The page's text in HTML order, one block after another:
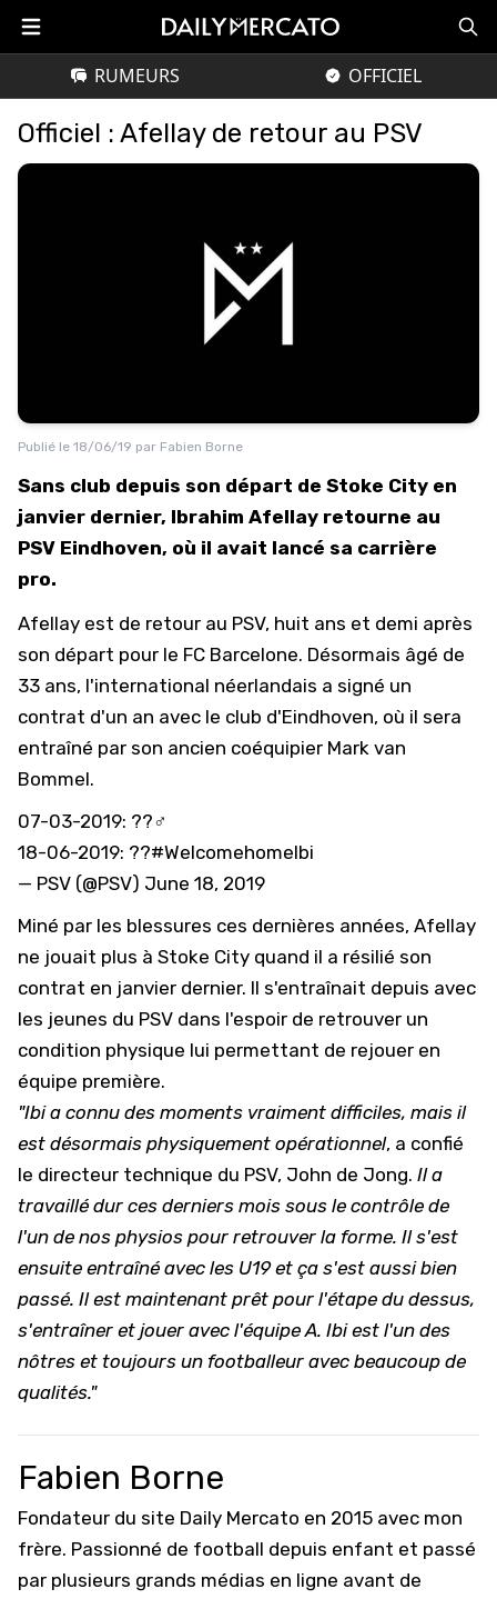
RUMEURS OFFICIEL
Officiel : Afellay de retour au PSV
Publié le 18/06/19 par Fabien Borne
Sans club depuis son départ de Stoke City en
janvier dernier, Ibrahim Afellay retourne au
PSV Eindhoven, où il avait lancé sa carrière
pro.
Afellay est de retour au PSV, huit ans et demi après
son départ pour le FC Barcelone. Désormais âgé de
33 ans, l'international néerlandais a signé un
contrat d'un an avec le club d'Eindhoven, où il sera
entraîné par son ancien coéquipier Mark van
Bommel.
07-03-2019: ??️‍♂️
18-06-2019: ??#WelcomehomeIbi
— PSV (@PSV) June 18, 2019
Miné par les blessures ces dernières années, Afellay
ne jouait plus à Stoke City quand il a résilié son
contrat en janvier dernier. Il s'entraînait depuis avec
les jeunes du PSV dans l'espoir de retrouver un
condition physique lui permettant de rejouer en
équipe première.
"Ibi a connu des moments vraiment difficiles, mais il
est désormais physiquement opérationnel, a confié
le directeur technique du PSV, John de Jong. Il a
travaillé dur ces derniers mois sous le contrôle de
l'un de nos physios pour retrouver la forme. Il s'est
ensuite entraîné avec les U19 et ça s'est aussi bien
passé. Il est maintenant prêt pour l'étape du dessus,
s'entraîner et jouer avec l'équipe A. Ibi est l'un des
nôtres et toujours un footballeur avec beaucoup de
qualités."
Fabien Borne
Fondateur du site Daily Mercato en 2015 avec mon
frère. Passionné de football depuis enfant et passé
par plusieurs grands médias en ligne avant de